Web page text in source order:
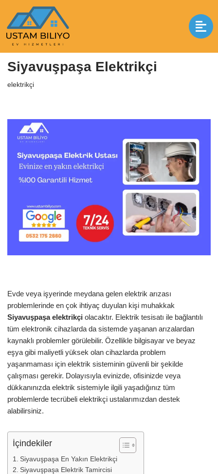
İçeriğe
geç
Anasayfa|elektrikçi|
Siyavuşpaşa Elektrikçi
elektrikçi
Evde veya işyerinde meydana gelen elektrik arızası
problemlerinde en çok ihtiyaç duyulan kişi muhakkak
Siyavuşpaşa elektrikçi olacaktır. Elektrik tesisatı ile bağlantılı
tüm elektronik cihazlarda da sistemde yaşanan arızalardan
kaynaklı problemler görülebilir. Özellikle bilgisayar ve beyaz
eşya gibi maliyetli yüksek olan cihazlarda problem
yaşanmaması için elektrik sisteminin güvenli bir şekilde
çalışması gerekir. Dolayısıyla evinizde, ofisinizde veya
dükkanınızda elektrik sistemiyle ilgili yaşadığınız tüm
problemlerde tecrübeli elektrikçi ustalarımızdan destek
alabilirsiniz.
İçindekiler
Siyavuşpaşa En Yakın Elektrikçi
Siyavuşpaşa Elektrik Tamircisi